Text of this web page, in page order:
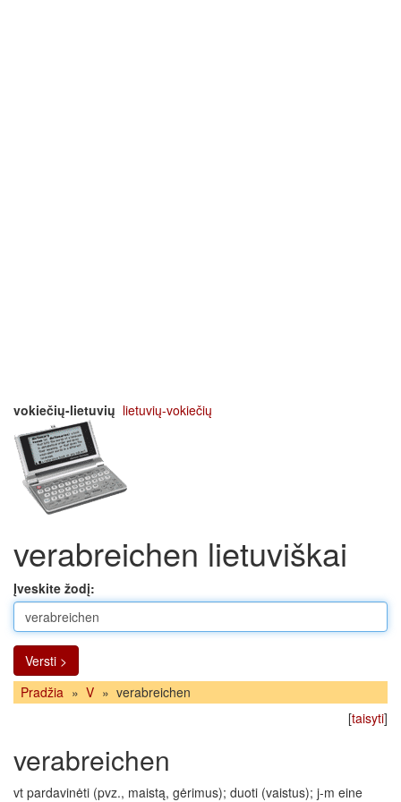
vokiečių-lietuvių lietuvių-vokiečių
verabreichen lietuviškai
Įveskite žodį:
Versti >
Pradžia » V » verabreichen
[taisyti]
verabreichen
vt pardavinėti (pvz., maistą, gėrimus); duoti (vaistus); j-m eine